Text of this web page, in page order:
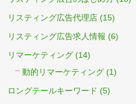
リスティング広告代理店 (15)
リスティング広告求人情報 (6)
リマーケティング (14)
動的リマーケティング (1)
ロングテールキーワード (5)